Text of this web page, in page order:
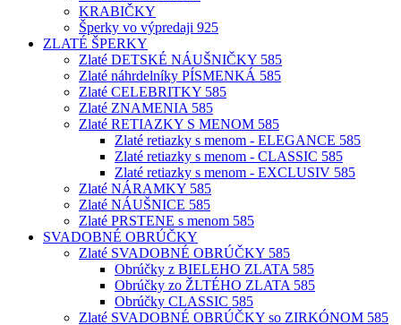
KRABIČKY
Šperky vo výpredaji 925
ZLATÉ ŠPERKY
Zlaté DETSKÉ NÁUŠNIČKY 585
Zlaté náhrdelníky PÍSMENKÁ 585
Zlaté CELEBRITKY 585
Zlaté ZNAMENIA 585
Zlaté RETIAZKY S MENOM 585
Zlaté retiazky s menom - ELEGANCE 585
Zlaté retiazky s menom - CLASSIC 585
Zlaté retiazky s menom - EXCLUSIV 585
Zlaté NÁRAMKY 585
Zlaté NÁUŠNICE 585
Zlaté PRSTENE s menom 585
SVADOBNÉ OBRÚČKY
Zlaté SVADOBNÉ OBRÚČKY 585
Obrúčky z BIELEHO ZLATA 585
Obrúčky zo ŽLTÉHO ZLATA 585
Obrúčky CLASSIC 585
Zlaté SVADOBNÉ OBRÚČKY so ZIRKÓNOM 585